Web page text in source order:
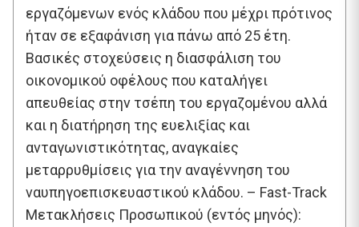
εργαζόμενων ενός κλάδου που μέχρι πρότινος
ήταν σε εξαφάνιση για πάνω από 25 έτη.
Βασικές στοχεύσεις η διασφάλιση του
οικονομικού οφέλους που καταλήγει
απευθείας στην τσέπη του εργαζομένου αλλά
και η διατήρηση της ευελιξίας και
ανταγωνιστικότητας, αναγκαίες
μεταρρυθμίσεις για την αναγέννηση του
ναυπηγοεπισκευαστικού κλάδου. – Fast-Track
Μετακλήσεις Προσωπικού (εντός μηνός):